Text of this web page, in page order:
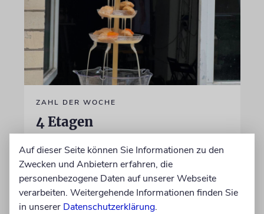
ZAHL DER WOCHE
4 Etagen
05.08.2026
Auf dieser Seite können Sie Informationen zu den
Zwecken und Anbietern erfahren, die
personenbezogene Daten auf unserer Webseite
verarbeiten. Weitergehende Informationen finden Sie
in unserer Datenschutzerklärung.